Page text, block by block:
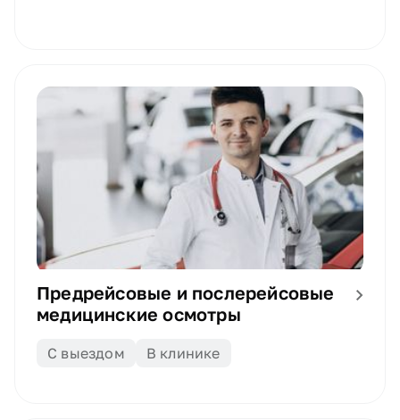
Предрейсовые и послерейсовые
медицинские осмотры
С выездом В клинике